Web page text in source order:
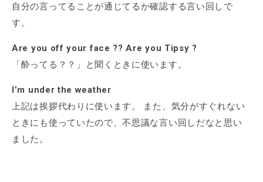
自分の言ってることが通じてるか確認する言い回しで
す。
Are you off your face ?? Are you Tipsy ?
「酔ってる？？」と聞くときに使います。
I’m under the weather
上記は挨拶代わりに使います。 また、気分がすぐれない
ときにも使っていたので、不思議な言い回しだなと思い
ました。